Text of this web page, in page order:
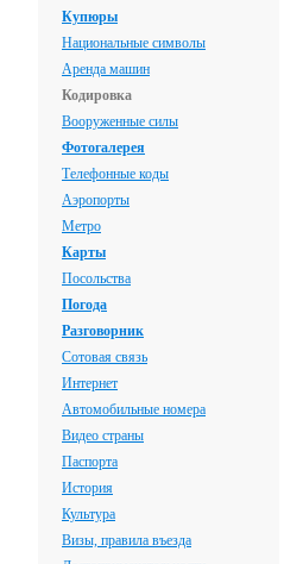
Купюры
Национальные символы
Аренда машин
Кодировка
Вооруженные силы
Фотогалерея
Телефонные коды
Аэропорты
Метро
Карты
Посольства
Погода
Разговорник
Сотовая связь
Интернет
Автомобильные номера
Видео страны
Паспорта
История
Культура
Визы, правила въезда